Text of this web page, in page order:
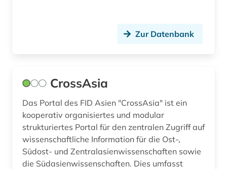
Zur Datenbank
CrossAsia
Das Portal des FID Asien "CrossAsia" ist ein
kooperativ organisiertes und modular
strukturiertes Portal für den zentralen Zugriff auf
wissenschaftliche Information für die Ost-,
Südost- und Zentralasienwissenschaften sowie
die Südasienwissenschaften. Dies umfasst